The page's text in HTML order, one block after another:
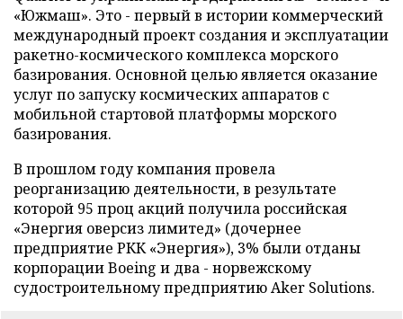
«Южмаш». Это - первый в истории коммерческий
международный проект создания и эксплуатации
ракетно-космического комплекса морского
базирования. Основной целью является оказание
услуг по запуску космических аппаратов с
мобильной стартовой платформы морского
базирования.
В прошлом году компания провела
реорганизацию деятельности, в результате
которой 95 проц акций получила российская
«Энергия оверсиз лимитед» (дочернее
предприятие РКК «Энергия»), 3% были отданы
корпорации Boeing и два - норвежскому
судостроительному предприятию Aker Solutions.